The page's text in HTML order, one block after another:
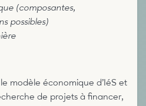
(composantes,
possibles)
modèle économique d’IéS et
de projets à financer,